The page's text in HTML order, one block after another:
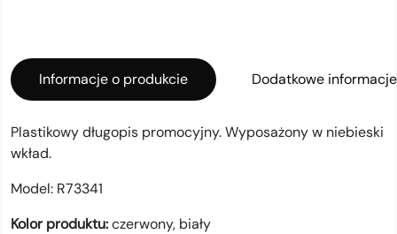
Informacje o produkcie Dodatkowe informacje
Plastikowy długopis promocyjny. Wyposażony w niebieski
wkład.
Model: R73341
Kolor produktu:czerwony, biały